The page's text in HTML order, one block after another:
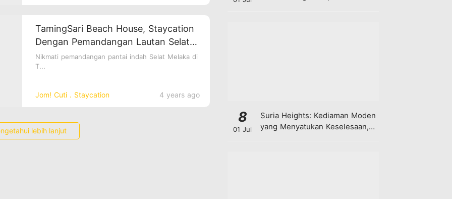
Jom! Cuti．Staycation 4 years ago
TamingSari Beach House, Staycation
Dengan Pemandangan Lautan Selat
Melaka.
Nikmati pemandangan pantai indah Selat Melaka di
T...
lebih lanjut
8
01 Jul
Suria Heights: Kediaman Moden
yang Menyatukan Keselesaan,